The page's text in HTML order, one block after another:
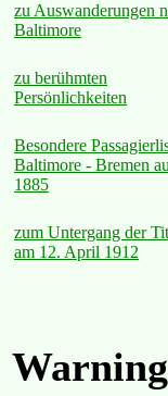
zu Auswanderungen
Baltimore
zu berühmten
Persönlichkeiten
Besondere
Baltimore - Bremen
1885
zum Untergang der
am 12. April 1912
Warning